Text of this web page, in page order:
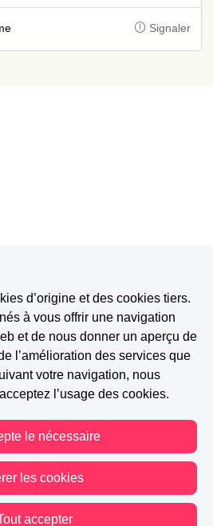
Signaler
d’origine et des cookies tiers.
à vous offrir une navigation
et de nous donner un aperçu de
l’amélioration des services que
votre navigation, nous
l’usage des cookies.
le nécessaire
les cookies
accepter